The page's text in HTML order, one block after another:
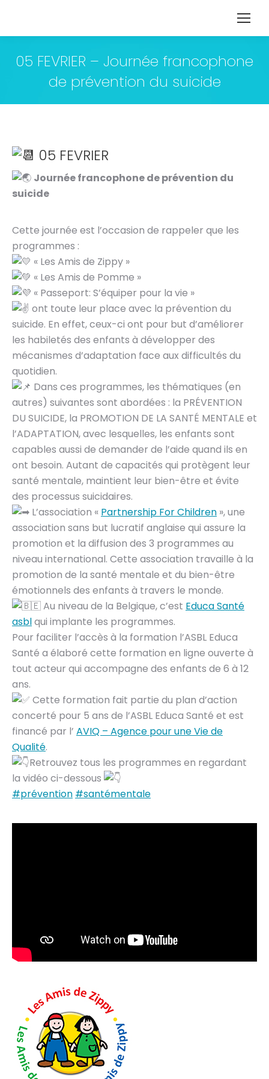
05 FEVRIER – Journée francophone
de prévention du suicide
05 FEVRIER
Journée francophone de prévention du
suicide
Cette journée est l’occasion de rappeler que les
programmes :
« Les Amis de Zippy »
« Les Amis de Pomme »
« Passeport: S’équiper pour la vie »
ont toute leur place avec la prévention du
suicide. En effet, ceux-ci ont pour but d’améliorer
les habiletés des enfants à développer des
mécanismes d’adaptation face aux difficultés du
quotidien.
Dans ces programmes, les thématiques (en
autres) suivantes sont abordées : la PRÉVENTION
DU SUICIDE, la PROMOTION DE LA SANTÉ MENTALE et
l’ADAPTATION, avec lesquelles, les enfants sont
capables aussi de demander de l’aide quand ils en
ont besoin. Autant de capacités qui protègent leur
santé mentale, maintient leur bien-être et évite
des processus suicidaires.
L’association « Partnership For Children », une
association sans but lucratif anglaise qui assure la
promotion et la diffusion des 3 programmes au
niveau international. Cette association travaille à la
promotion de la santé mentale et du bien-être
émotionnels des enfants à travers le monde.
Au niveau de la Belgique, c’est Educa Santé
asblqui implante les programmes.
Pour faciliter l’accès à la formation l’ASBL Educa
Santé a élaboré cette formation en ligne ouverte à
tout acteur qui accompagne des enfants de 6 à 12
ans.
Cette formation fait partie du plan d’action
concerté pour 5 ans de l’ASBL Educa Santé et est
financé par l’ AVIQ – Agence pour une Vie de
Qualité.
Retrouvez tous les programmes en regardant
la vidéo ci-dessous
#prévention #santémentale